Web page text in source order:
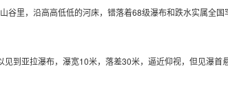
谷里，沿高高低低的河床，错落着68级瀑布和跌水实属全国
到亚拉瀑布，瀑宽10米，落差30米，逼近仰视，但见瀑首